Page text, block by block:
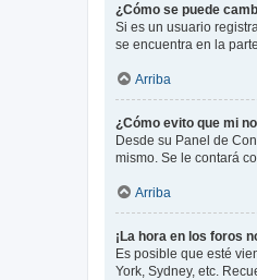
¿Cómo se puede
Si es un usuario
se encuentra en la
Arriba
¿Cómo evito que mi
Desde su Panel de
mismo. Se le contará
Arriba
¡La hora en los foros
Es posible que esté
York, Sydney, etc.